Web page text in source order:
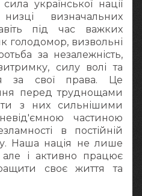
української нації
визначальних
під час важких
голодомор, визвольні
за незалежність,
силу волі та
за свої права. Це
перед труднощами
з них сильнішими
частиною
в постійній
Наша нація не лише
і активно працює
своє життя та